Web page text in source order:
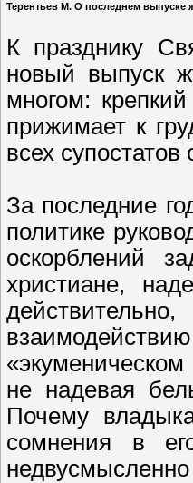
Терентьев М. О последнем выпуске
К празднику
новый выпуск
многом:
прижимает к
всех
За последние
политике
оскорблений
христиане,
не надевая
Почему
сомнения в